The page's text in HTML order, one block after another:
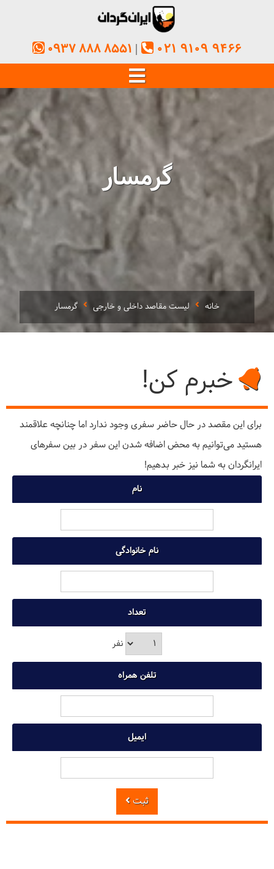
021 9109 9466
0937 888 8551
گرمسار
خانه لیست مقاصد داخلی و خارجی گرمسار
خبرم کن!
برای این مقصد در حال حاضر سفری وجود ندارد اما چنانچه علاقمند
هستید می‌توانیم به محض اضافه شدن این سفر در بین سفرهای
ایرانگردان به شما نیز خبر بدهیم!
نام
نام خانوادگی
تعداد
نفر
تلفن همراه
ایمیل
ثبت